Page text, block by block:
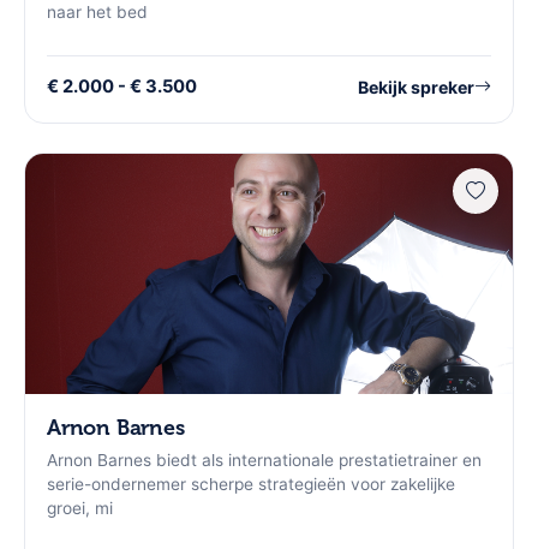
naar het bed
€ 2.000 - € 3.500 Bekijk spreker
Arnon Barnes
Arnon Barnes biedt als internationale prestatietrainer en
serie-ondernemer scherpe strategieën voor zakelijke
groei, mi